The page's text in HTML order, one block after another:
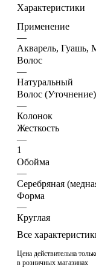
Характеристики
Применение
—
Акварель, Гуашь,
Волос
—
Натуральный
Волос (Уточнение)
—
Колонок
Жесткость
—
1
Обойма
—
Cеребряная
Форма
—
Круглая
Все
Цена действительна
в розничных магазинах